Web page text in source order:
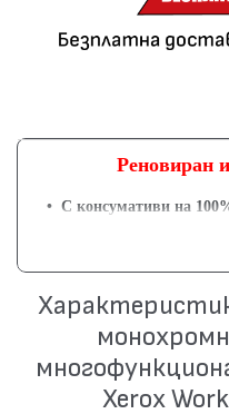
Реновиран
• С консумативи на
Xerox